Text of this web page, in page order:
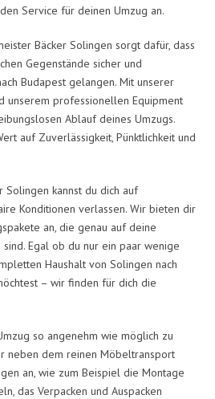
Service für deinen Umzug an.
Bäcker Solingen sorgt dafür, dass
Gegenstände sicher und
Budapest gelangen. Mit unserer
unserem professionellen Equipment
Ablauf deines Umzugs.
auf Zuverlässigkeit, Pünktlichkeit und
Solingen kannst du dich auf
Konditionen verlassen. Wir bieten dir
an, die genau auf deine
Egal ob du nur ein paar wenige
Haushalt von Solingen nach
– wir finden für dich die
so angenehm wie möglich zu
neben dem reinen Möbeltransport
an, wie zum Beispiel die Montage
das Verpacken und Auspacken